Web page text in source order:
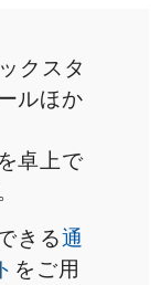
クスタ
ルほか
卓上で
きる通
をご用